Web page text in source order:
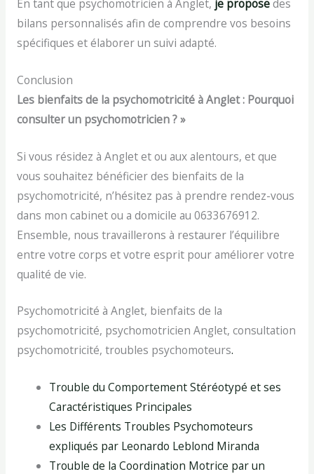
En tant que psychomotricien à Anglet, je proposedes
bilans personnalisés afin de comprendre vos besoins
spécifiques et élaborer un suivi adapté.
Conclusion
Les bienfaits de la psychomotricité à Anglet : Pourquoi
consulter un psychomotricien ? »
Si vous résidez à Anglet et ou aux alentours, et que
vous souhaitez bénéficier des bienfaits de la
psychomotricité, n’hésitez pas à prendre rendez-vous
dans mon cabinet ou a domicile au 0633676912.
Ensemble, nous travaillerons à restaurer l’équilibre
entre votre corps et votre esprit pour améliorer votre
qualité de vie.
Psychomotricité à Anglet, bienfaits de la
psychomotricité, psychomotricien Anglet, consultation
psychomotricité, troubles psychomoteurs.
Trouble du Comportement Stéréotypé et ses
Caractéristiques Principales
Les Différents Troubles Psychomoteurs
expliqués par Leonardo Leblond Miranda
Trouble de la Coordination Motrice par un